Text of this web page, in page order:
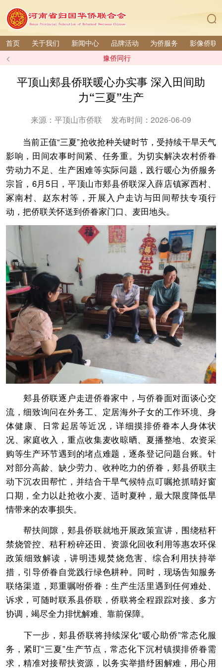
首页 关于我们 新闻中心 品牌活动 为侨服务 影像侨联
< 豫侨同行
平顶山郏县侨联暖心办实事 深入田间助
力“三夏”生产
来源：平顶山市侨联 发布时间：2026-06-09
当前正值“三夏”抢收抢种关键时节，受持续干旱天气
影响，田间农事时间紧、任务重。为切实解决农村侨眷
劳动力不足、生产困难等实际问题，践行暖心为侨服务
宗旨，6月5日，平顶山市郏县侨联深入薛店镇冢西村、
冢南村、赵东村等，开展入户走访与田间帮扶专项行
动，把侨联关怀送到侨眷家门口、麦田地头。
郏县侨联逐户走进侨眷家中，与侨眷面对面谈心交
流，细致询问在外务工、定居海外子女的工作环境、身
体健康、日常起居等近况，详细摸排侨眷本人身体状
况、家庭收入，重点收集麦收晾晒、夏播整地、农资采
购等生产环节遇到的堵点难题，逐条登记问题台账。针
对部分高龄、缺少劳力、收种吃力的侨眷，郏县侨联主
动下沉农田帮忙，并结合干旱气候特点叮嘱抢抓晴好窗
口期，全力以赴抢收小麦、适时夏种，最大限度降低旱
情带来的农事损失。
帮扶间隙，郏县侨联就地开展政策宣讲，围绕秸秆
禁烧管控、秸秆粉碎还田、资源化回收利用等惠农环保
政策细致解读，讲明违规焚烧危害、综合利用扶持举
措，引导侨眷自觉践行绿色耕种。同时，现场告知服务
联络渠道，郑重嘱咐侨眷：生产生活里遇到任何难处、
诉求，可随时联系县侨联，侨联将全程跟踪对接、多方
协调，竭尽全力排忧解难、靠前保障。
下一步，郏县侨联将持续深化“暖心助侨”常态化服
务，紧盯“三夏”生产节点，常态化下沉村镇摸排侨眷需
求，精准对接帮扶资源，以务实举措纾困解难，用心用